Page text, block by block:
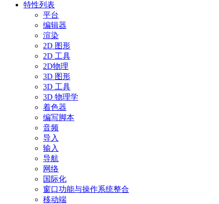
特性列表
平台
编辑器
渲染
2D 图形
2D 工具
2D物理
3D 图形
3D 工具
3D 物理学
着色器
编写脚本
音频
导入
输入
导航
网络
国际化
窗口功能与操作系统整合
移动端